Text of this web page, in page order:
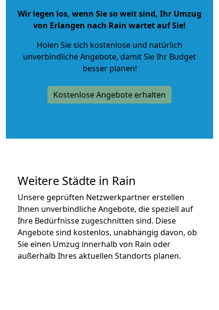
Wir legen los, wenn Sie so weit sind, Ihr Umzug
von Erlangen nach Rain wartet auf Sie!
Holen Sie sich kostenlose und natürlich
unverbindliche Angebote, damit Sie Ihr Budget
besser planen!
Kostenlose Angebote erhalten
Weitere Städte in Rain
Unsere geprüften Netzwerkpartner erstellen
Ihnen unverbindliche Angebote, die speziell auf
Ihre Bedürfnisse zugeschnitten sind. Diese
Angebote sind kostenlos, unabhängig davon, ob
Sie einen Umzug innerhalb von Rain oder
außerhalb Ihres aktuellen Standorts planen.